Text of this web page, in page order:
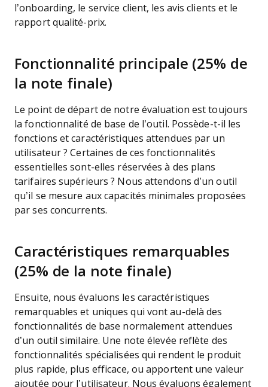
l’onboarding, le service client, les avis clients et le
rapport qualité-prix.
Fonctionnalité principale (25% de
la note finale)
Le point de départ de notre évaluation est toujours
la fonctionnalité de base de l’outil. Possède-t-il les
fonctions et caractéristiques attendues par un
utilisateur ? Certaines de ces fonctionnalités
essentielles sont-elles réservées à des plans
tarifaires supérieurs ? Nous attendons d’un outil
qu’il se mesure aux capacités minimales proposées
par ses concurrents.
Caractéristiques remarquables
(25% de la note finale)
Ensuite, nous évaluons les caractéristiques
remarquables et uniques qui vont au-delà des
fonctionnalités de base normalement attendues
d’un outil similaire. Une note élevée reflète des
fonctionnalités spécialisées qui rendent le produit
plus rapide, plus efficace, ou apportent une valeur
ajoutée pour l’utilisateur. Nous évaluons également